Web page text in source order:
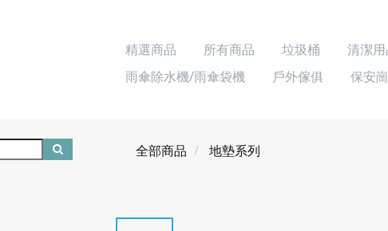
精選商品 所有商品 垃圾桶 清潔
雨傘除水機/雨傘袋機
戶外傢俱 保安
全部商品 地墊系列